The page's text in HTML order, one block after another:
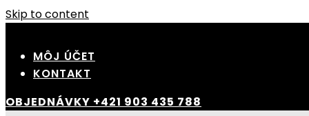
Skip to content
MÔJ ÚČET
KONTAKT
OBJEDNÁVKY +421 903 435 788